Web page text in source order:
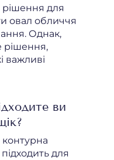
для
овал обличчя
Однак,
рішення,
важливі
ви
для